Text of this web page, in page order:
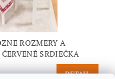
ROZMERY A
SRDIEČKA
DETAIL